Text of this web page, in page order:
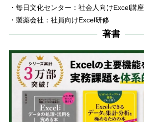
・毎日文化センター：社会人向けExcel講座
・製薬会社：社員向けExcel研修
著書